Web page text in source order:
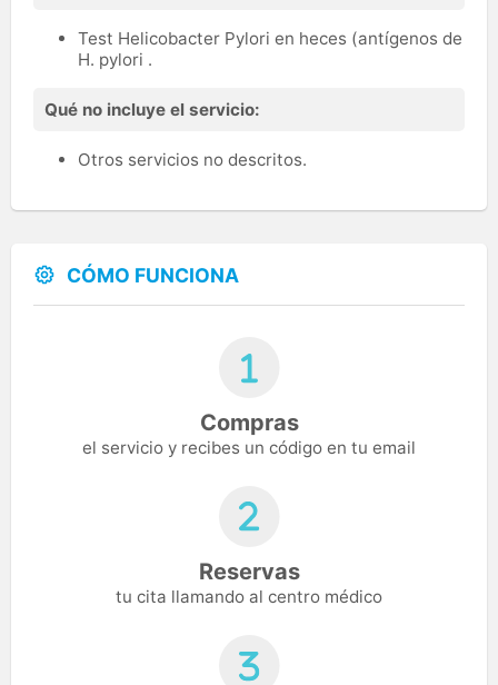
Test Helicobacter Pylori en heces (antígenos de
H. pylori .
Qué no incluye el servicio:
Otros servicios no descritos.
CÓMO FUNCIONA
Compras
el servicio y recibes un código en tu email
Reservas
tu cita llamando al centro médico